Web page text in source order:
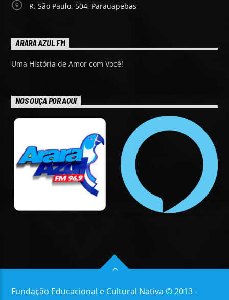
R. São Paulo, 504, Parauapebas
ARARA AZUL FM
Uma História de Amor com Você!
NOS OUÇA POR AQUI
Fundação Educacional e Cultural Nativa © 2013 -